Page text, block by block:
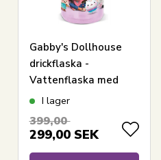
Gabby's Dollhouse
drickflaska -
Vattenflaska med
flipfunktion och
I lager
399,00
299,00 SEK